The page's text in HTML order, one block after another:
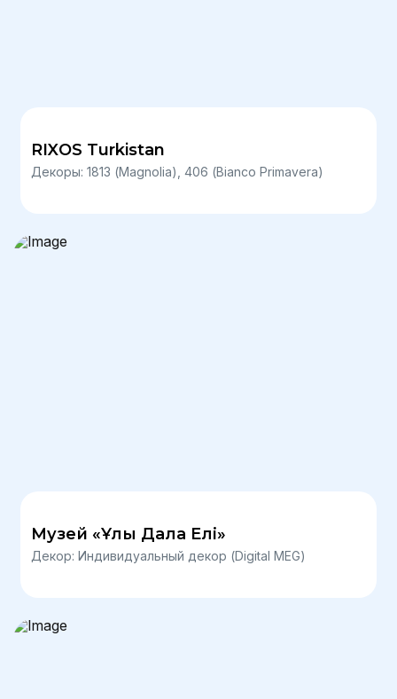
RIXOS Turkistan
Декоры: 1813 (Magnolia), 406 (Bianco Primavera)
Музей «Ұлы Дала Елі»
Декор: Индивидуальный декор (Digital MEG)